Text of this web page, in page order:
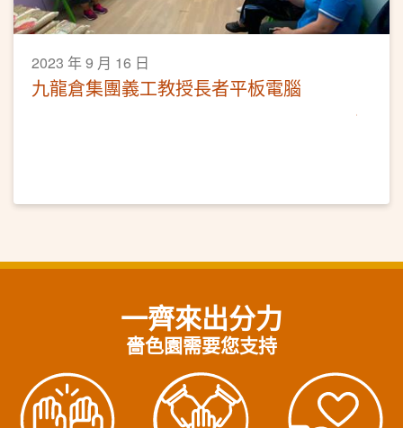
2023 年 9 月 16 日
九龍倉集團義工教授長者平板電腦
一齊來出分力
嗇色園需要您支持